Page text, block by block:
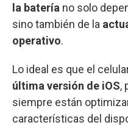
la batería no solo
sino también de la
operativo.
Lo ideal es que el
última versión de iOS,
siempre están
características del